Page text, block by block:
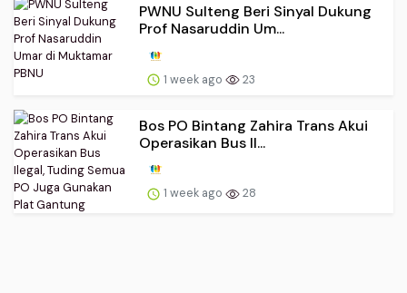
PWNU Sulteng Beri Sinyal Dukung
Prof Nasaruddin Um...
1 week ago 23
Bos PO Bintang Zahira Trans Akui
Operasikan Bus Il...
1 week ago 28